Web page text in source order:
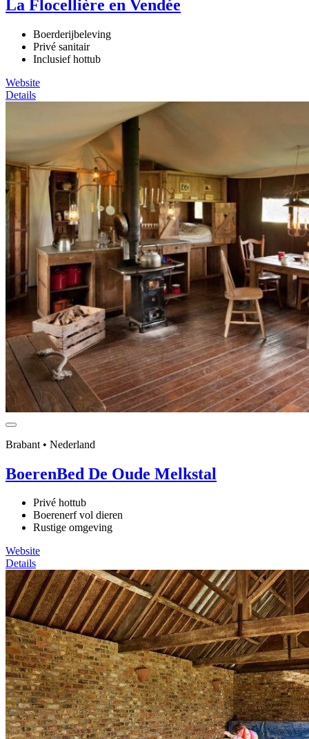
La Flocellière en Vendée
Boerderijbeleving
Privé sanitair
Inclusief hottub
Website
Details
Brabant • Nederland
BoerenBed De Oude Melkstal
Privé hottub
Boerenerf vol dieren
Rustige omgeving
Website
Details